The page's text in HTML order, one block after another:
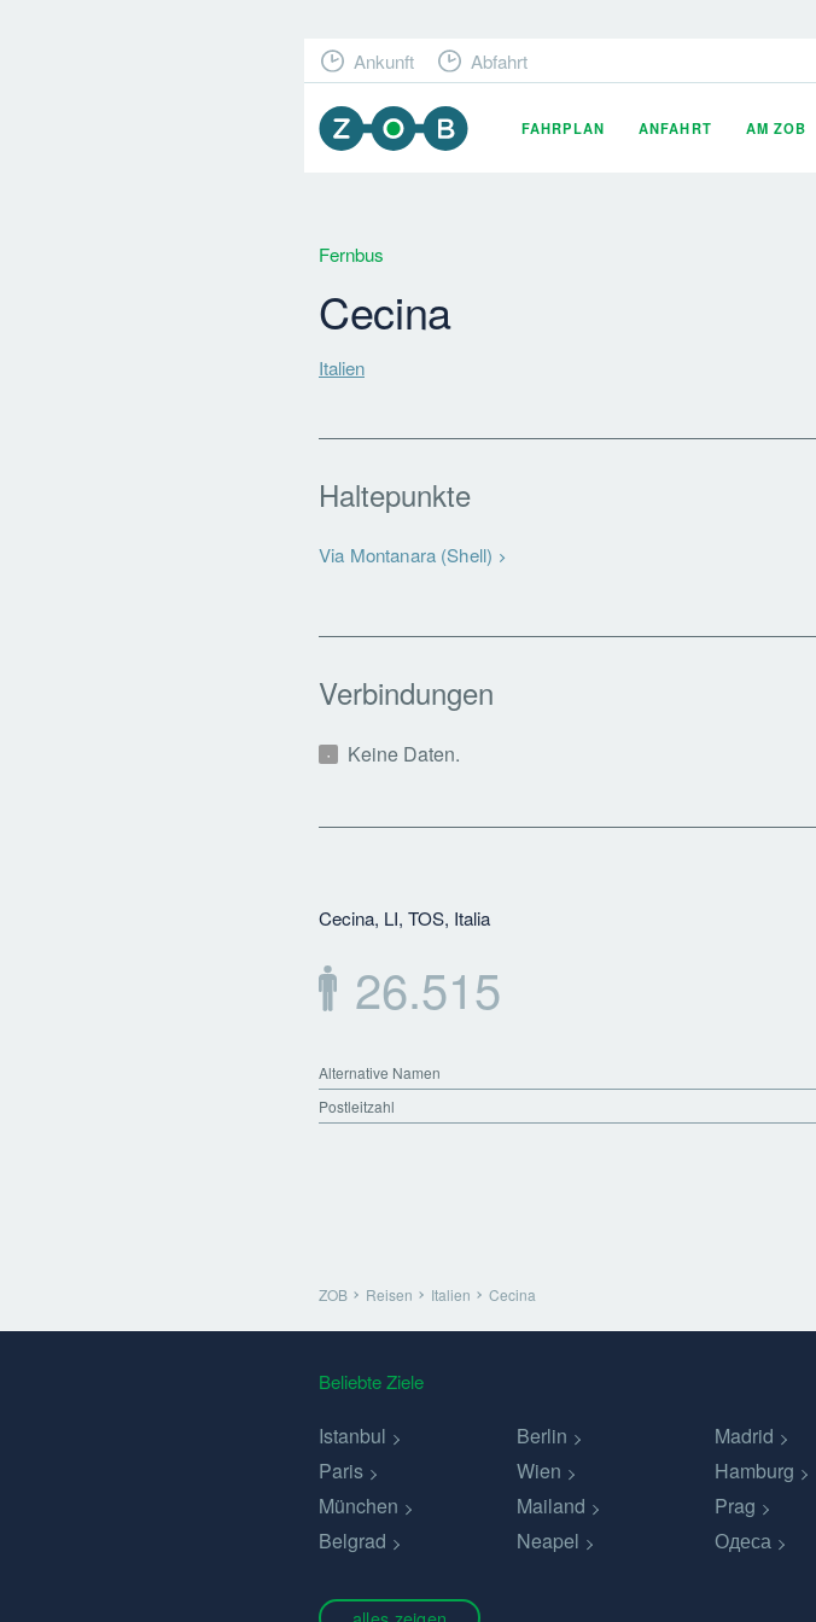
FAHRPLAN ANFAHRT AM ZOB
Ankunft Abfahrt
Fernbus
Cecina
Italien
Haltepunkte
Via Montanara (Shell)
Verbindungen
Keine Daten.
Cecina, LI, TOS, Italia
26.515
Alternative Namen
Postleitzahl
ZOB Reisen Italien Cecina
Beliebte Ziele
Istanbul Berlin Madrid
Paris
Wien Hamburg
München
Mailand Prag
Belgrad
Neapel Одеса